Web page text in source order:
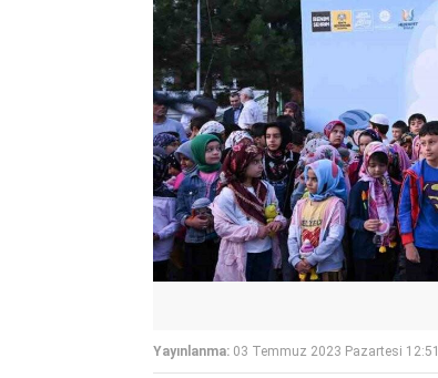
Yayınlanma: 03 Temmuz 2023 Pazartesi 12:51